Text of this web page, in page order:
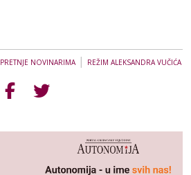
PRETNJE NOVINARIMA| REŽIM ALEKSANDRA VUČIĆA